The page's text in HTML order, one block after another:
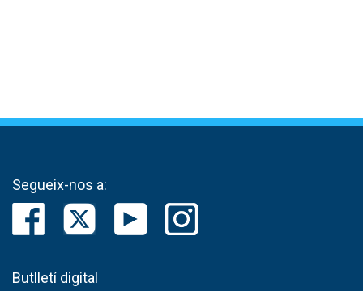
Segueix-nos a:
Butlletí digital